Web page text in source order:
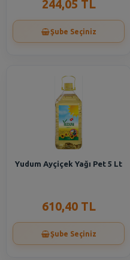
244,05 TL
Şube Seçiniz
Yudum Ayçiçek Yağı Pet 5 Lt
610,40 TL
Şube Seçiniz